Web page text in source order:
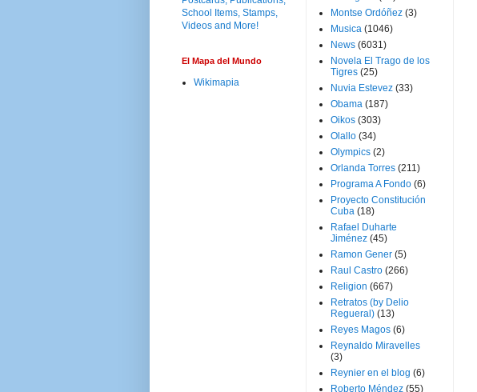
El Mapa del Mundo
Wikimapia
Montse Ordóñez (3)
Musica (1046)
News (6031)
Novela El Trago de los
Tigres (25)
Nuvia Estevez (33)
Obama (187)
Oikos (303)
Olallo (34)
Olympics (2)
Orlanda Torres (211)
Programa A Fondo (6)
Proyecto Constitución
Cuba (18)
Rafael Duharte
Jiménez (45)
Ramon Gener (5)
Raul Castro (266)
Religion (667)
Retratos (by Delio
Regueral) (13)
Reyes Magos (6)
Reynaldo Miravelles
(3)
Reynier en el blog (6)
Roberto Méndez (55)